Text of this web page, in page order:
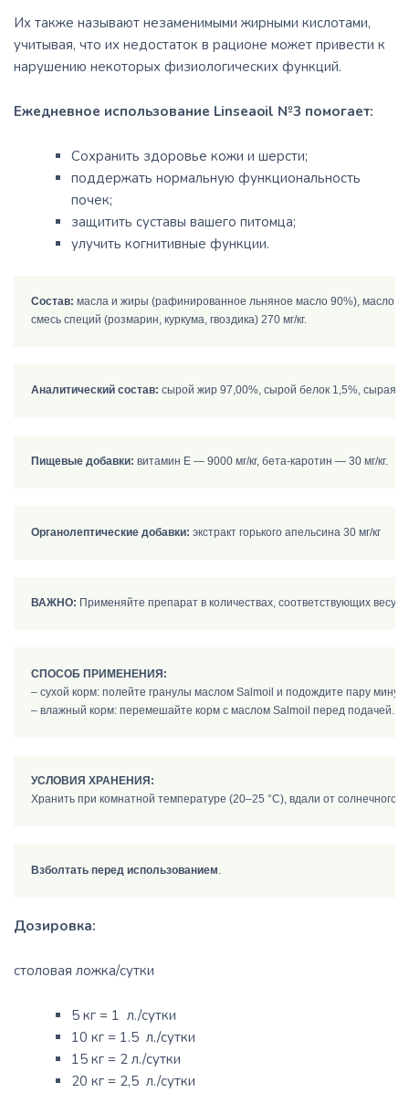
Их также называют незаменимыми жирными кислотами,
учитывая, что их недостаток в рационе может привести к
нарушению некоторых физиологических функций.
Ежедневное использование Linseaoil №3 помогает:
Сохранить здоровье кожи и шерсти;
поддержать нормальную функциональность
почек;
защитить суставы вашего питомца;
улучить когнитивные функции.
Состав: масла и жиры (рафинированное льняное масло 90%), масло
Аналитический состав:
Пищевые добавки:
Органолептические добавки: экстракт горького апельсина 30 мг/кг
ВАЖНО: Применяйте препарат в количествах, соответствующих весу
СПОСОБ ПРИМЕНЕНИЯ:
– сухой корм: полейте гранулы маслом Salmoil и подождите пару минут,
– влажный корм: перемешайте корм с маслом Salmoil перед подачей.
УСЛОВИЯ ХРАНЕНИЯ:
Взболтать перед использованием
Дозировка:
столовая ложка/сутки
5 кг = 1 л./сутки
10 кг = 1.5 л./сутки
15 кг = 2 л./сутки
20 кг = 2,5 л./сутки